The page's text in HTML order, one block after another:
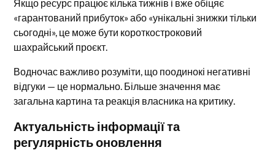
Якщо ресурс працює кілька тижнів і вже обіцяє
«гарантований прибуток» або «унікальні знижки тільки
сьогодні», це може бути короткостроковий
шахрайський проєкт.
Водночас важливо розуміти, що поодинокі негативні
відгуки — це нормально. Більше значення має
загальна картина та реакція власника на критику.
Актуальність інформації та
регулярність оновлення